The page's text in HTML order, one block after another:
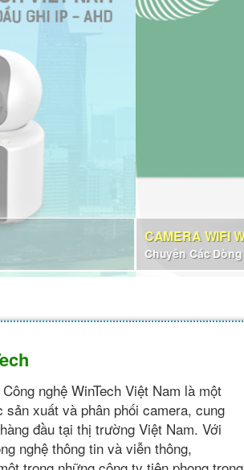
Trời
nghệ WinTech Việt Nam là một
xuất và phân phối camera, cung
đầu tại thị trường Việt Nam. Với
nghệ thông tin và viễn thông,